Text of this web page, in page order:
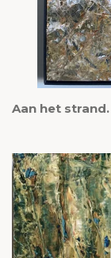
Aan het strand.